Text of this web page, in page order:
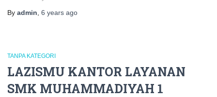
By admin 6 years ago
TANPA KATEGORI
LAZISMU KANTOR LAYANAN
SMK MUHAMMADIYAH 1